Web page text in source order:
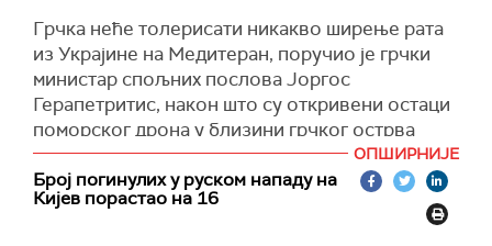
од 1.100 хектара шуме, преносеРИА Новости
(Танјуг, Риа Новости)
Грчка неће толерисати никакво ширење рата
из Украјине на Медитеран, поручио је грчки
министар спољних послова Јоргос
Герапетритис, након што су откривени остаци
поморског дрона у близини грчког острва
Лефкада.
Он је порулчио да Средоземно море мора
остати зона мира и да ће грчке власти
ОПШИРНИЈЕ
Број погинулих у руском нападу на
Кијев порастао на 16